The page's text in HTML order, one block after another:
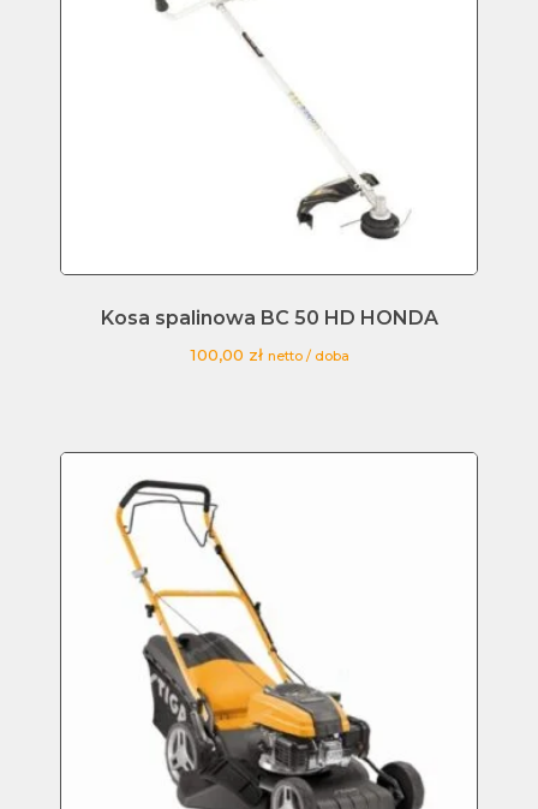
Kosa spalinowa BC 50 HD HONDA
100,00 zł netto / doba